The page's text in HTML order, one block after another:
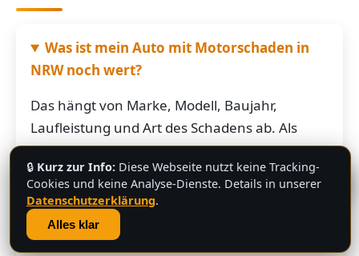
Was ist mein Auto mit Motorschaden in
NRW noch wert?
Das hängt von Marke, Modell, Baujahr,
Laufleistung und Art des Schadens ab. Als
grobe Richtung: Fahrzeuge mit Motorschaden
bringen je nach Restwert der Karosserie und
der Teile oft noch mehrere hundert bis
mehrere tausend Euro. Schicken Sie uns die
Fahrzeugdaten – Sie bekommen von uns eine
💬
🔒 Kurz zur Info: Diese Webseite nutzt keine Tracking-
Cookies und keine Analyse-Dienste. Details in unserer
Datenschutzerklärung.
Alles klar